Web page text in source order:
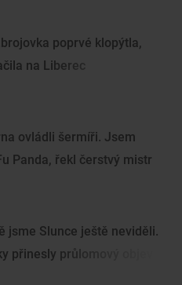
poprvé klopýtla,
na Liberec
ovládli šermíři. Jsem
Panda, řekl čerstvý mistr
jsme Slunce ještě neviděli.
přinesly průlomový objev